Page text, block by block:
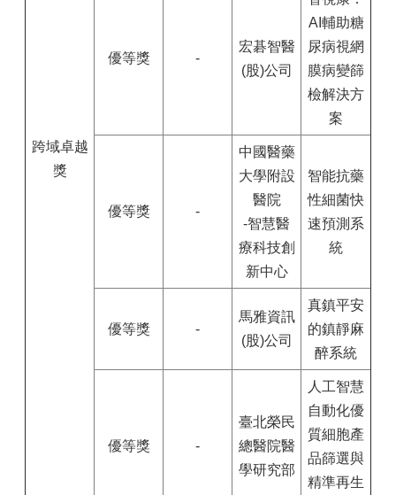
跨域卓越
獎
優等獎 -
宏碁智醫
(股)公司
AI輔助糖
尿病視網
膜病變篩
檢解決方
案
優等獎 -
中國醫藥
大學附設
醫院
-智慧醫
療科技創
新中心
智能抗藥
性細菌快
速預測系
統
優等獎 -
馬雅資訊
(股)公司
真鎮平安
的鎮靜麻
醉系統
優等獎 -
臺北榮民
總醫院醫
學研究部
人工智慧
自動化優
質細胞產
品篩選與
精準再生